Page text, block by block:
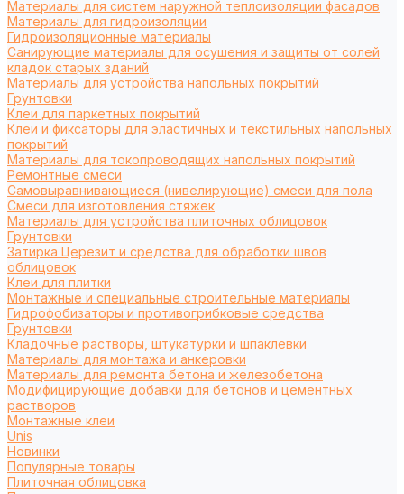
Материалы для систем наружной теплоизоляции фасадов
Материалы для гидроизоляции
Гидроизоляционные материалы
Санирующие материалы для осушения и защиты от солей
кладок старых зданий
Материалы для устройства напольных покрытий
Грунтовки
Клеи для паркетных покрытий
Клеи и фиксаторы для эластичных и текстильных напольных
покрытий
Материалы для токопроводящих напольных покрытий
Ремонтные смеси
Самовыравнивающиеся (нивелирующие) смеси для пола
Смеси для изготовления стяжек
Материалы для устройства плиточных облицовок
Грунтовки
Затирка Церезит и средства для обработки швов
облицовок
Клеи для плитки
Монтажные и специальные строительные материалы
Гидрофобизаторы и противогрибковые средства
Грунтовки
Кладочные растворы, штукатурки и шпаклевки
Материалы для монтажа и анкеровки
Материалы для ремонта бетона и железобетона
Модифицирующие добавки для бетонов и цементных
растворов
Монтажные клеи
Unis
Новинки
Популярные товары
Плиточная облицовка